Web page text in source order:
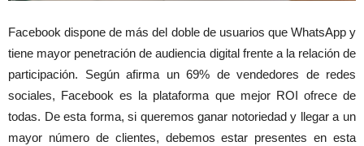
Facebook dispone de más del doble de usuarios que WhatsApp y
tiene mayor penetración de audiencia digital frente a la relación de
participación. Según afirma un 69% de vendedores de redes
sociales, Facebook es la plataforma que mejor ROI ofrece de
todas. De esta forma, si queremos ganar notoriedad y llegar a un
mayor número de clientes, debemos estar presentes en esta